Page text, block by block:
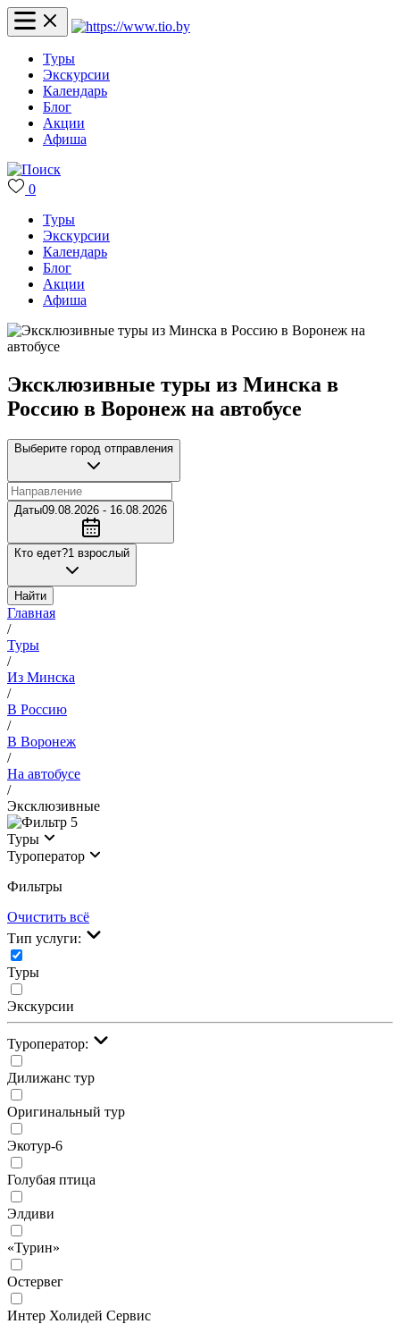
Туры
Экскурсии
Календарь
Блог
Акции
Афиша
0
Туры
Экскурсии
Календарь
Блог
Акции
Афиша
Эксклюзивные туры из Минска в
Россию в Воронеж на автобусе
Выберите город отправления
Даты09.08.2026 - 16.08.2026
Кто едет?1 взрослый
Найти
Главная
/
Туры
/
Из Минска
/
В Россию
/
В Воронеж
/
На автобусе
/
Эксклюзивные
5
Туры
Туроператор
Фильтры
Очистить всё
Тип услуги:
Туры
Экскурсии
Туроператор:
Дилижанс тур
Оригинальный тур
Экотур-6
Голубая птица
Элдиви
«Турин»
Остервег
Интер Холидей Сервис